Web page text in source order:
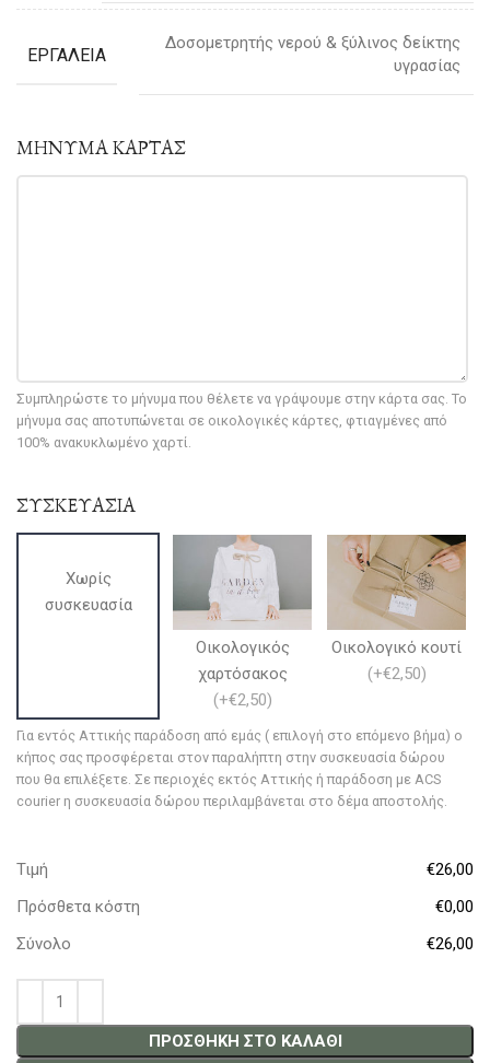
ΕΡΓΑΛΕΙΑ
Δοσομετρητής νερού & ξύλινος δείκτης
υγρασίας
ΜΗΝΥΜΑ ΚΑΡΤΑΣ
Συμπληρώστε το μήνυμα που θέλετε να γράψουμε στην κάρτα σας. Το
μήνυμα σας αποτυπώνεται σε οικολογικές κάρτες, φτιαγμένες από
100% ανακυκλωμένο χαρτί.
ΣΥΣΚΕΥΑΣΙΑ
Χωρίς
συσκευασία
Οικολογικός
χαρτόσακος
(+€2,50)
Οικολογικό κουτί
(+€2,50)
Για εντός Αττικής παράδοση από εμάς ( επιλογή στο επόμενο βήμα) ο
κήπος σας προσφέρεται στον παραλήπτη στην συσκευασία δώρου
που θα επιλέξετε. Σε περιοχές εκτός Αττικής ή παράδοση με ACS
courier η συσκευασία δώρου περιλαμβάνεται στο δέμα αποστολής.
Τιμή
€26,00
Πρόσθετα κόστη
€0,00
Σύνολο
€26,00
ΠΡΟΣΘΉΚΗ ΣΤΟ ΚΑΛΆΘΙ